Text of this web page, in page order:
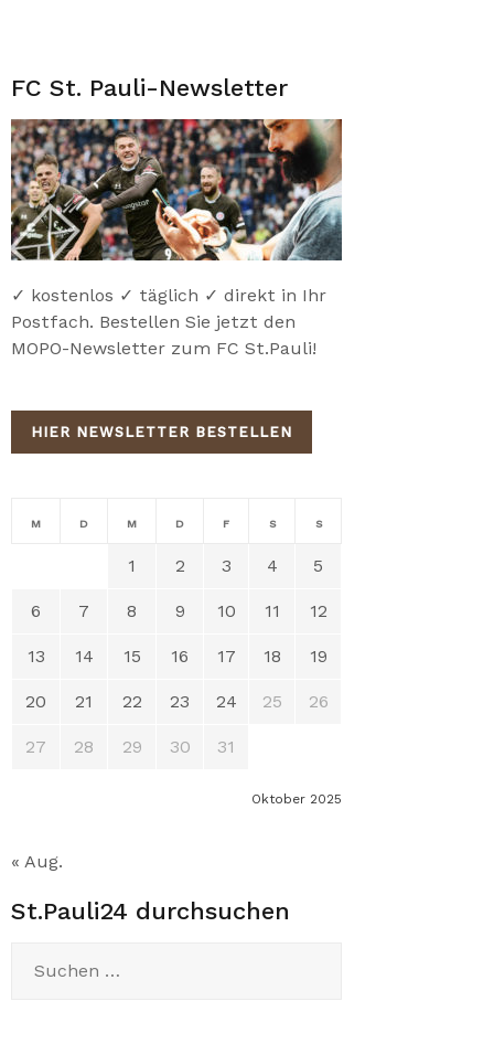
FC St. Pauli-Newsletter
✓ kostenlos ✓ täglich ✓ direkt in Ihr
Postfach. Bestellen Sie jetzt den
MOPO-Newsletter zum FC St.Pauli!
HIER NEWSLETTER BESTELLEN
Oktober 2025
M D M D F S S
1 2 3 4 5
6 7 8 9 10 11 12
13 14 15 16 17 18 19
20 21 22 23 24 25 26
27 28 29 30 31
« Aug.
St.Pauli24 durchsuchen
nach: